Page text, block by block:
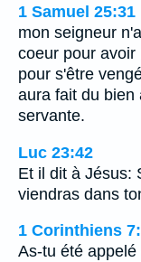
1 Samuel 25:31
mon seigneur
coeur pour
pour s'être
aura fait du bien
servante.
Luc 23:42
Et il dit à Jésus:
viendras dans
1 Corinthiens
As-tu été